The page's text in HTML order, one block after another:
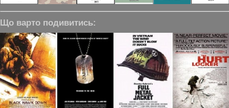
Що варто подивитись: